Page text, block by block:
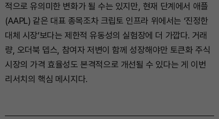
적으로 유의미한 변화가 될 수는 있지만, 현재 단계에서 애플
(AAPL) 같은 대표 종목조차 크립토 인프라 위에서는 ‘진정한
대체 시장’보다는 제한적 유동성의 실험장에 더 가깝다. 거래
량, 오더북 뎁스, 참여자 저변이 함께 성장해야만 토큰화 주식
시장의 가격 효율성도 본격적으로 개선될 수 있다는 게 이번
리서치의 핵심 메시지다.